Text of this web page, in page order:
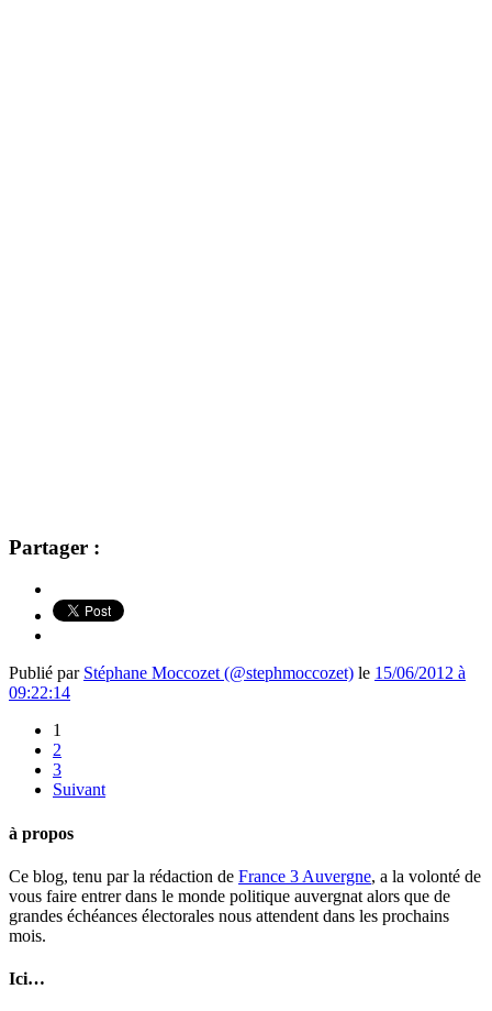
Partager :
Publié par Stéphane Moccozet (@stephmoccozet) le 15/06/2012 à
09:22:14
1
2
3
Suivant
à propos
Ce blog, tenu par la rédaction de France 3 Auvergne, a la volonté de
vous faire entrer dans le monde politique auvergnat alors que de
grandes échéances électorales nous attendent dans les prochains
mois.
Ici…